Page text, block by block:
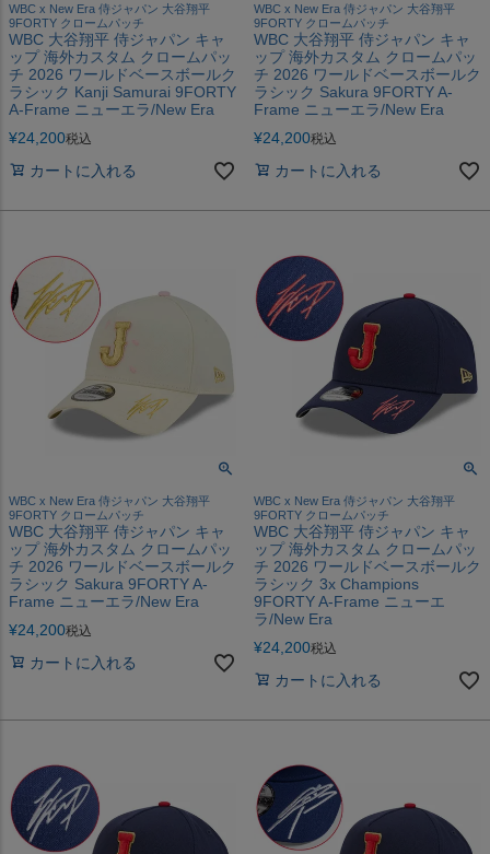
WBC x New Era 侍ジャパン 大谷翔平
9FORTY クロームパッチ
WBC 大谷翔平 侍ジャパン キャ
ップ 海外カスタム クロームパッ
チ 2026 ワールドベースボールク
ラシック Kanji Samurai 9FORTY
A-Frame ニューエラ/New Era
¥24,200税込
カートに入れる
WBC x New Era 侍ジャパン 大谷翔平
9FORTY クロームパッチ
WBC 大谷翔平 侍ジャパン キャ
ップ 海外カスタム クロームパッ
チ 2026 ワールドベースボールク
ラシック Sakura 9FORTY A-
Frame ニューエラ/New Era
¥24,200税込
カートに入れる
WBC x New Era 侍ジャパン 大谷翔平
9FORTY クロームパッチ
WBC 大谷翔平 侍ジャパン キャ
ップ 海外カスタム クロームパッ
チ 2026 ワールドベースボールク
ラシック Sakura 9FORTY A-
Frame ニューエラ/New Era
¥24,200税込
カートに入れる
WBC x New Era 侍ジャパン 大谷翔平
9FORTY クロームパッチ
WBC 大谷翔平 侍ジャパン キャ
ップ 海外カスタム クロームパッ
チ 2026 ワールドベースボールク
ラシック 3x Champions
9FORTY A-Frame ニューエ
ラ/New Era
¥24,200税込
カートに入れる